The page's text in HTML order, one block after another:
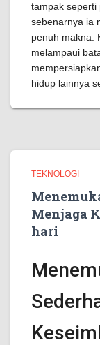
tampak
sebenarnya ia
penuh makna.
melampaui
hidup lainnya
TEKNOLOGI
Menjaga
hari